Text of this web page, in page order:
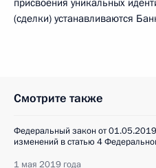
присвоения уникальных
(сделки) устанавливаются
Смотрите также
Федеральный закон от
изменений в статью 4
1 мая 2019 года